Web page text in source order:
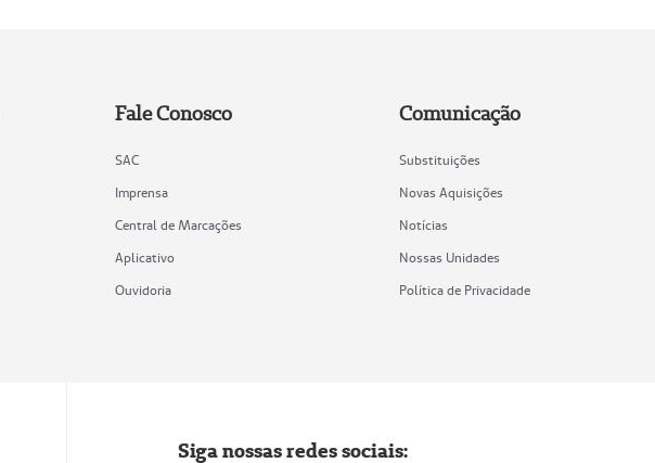
Fale Conosco
SAC
Imprensa
Central de Marcações
Aplicativo
Ouvidoria
Comunicação
Substituições
Novas Aquisições
Notícias
Nossas Unidades
Política de Privacidade
Siga nossas redes sociais: